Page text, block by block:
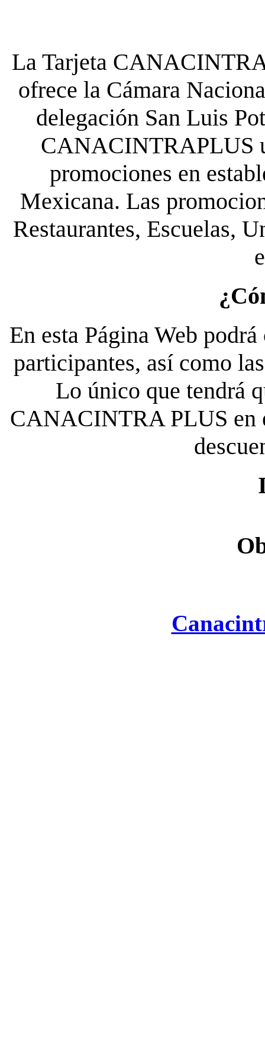
La Tarjeta
ofrece la Cámara
delegación San Luis
CANACINTRAPLUS
promociones en
Mexicana. Las
Restaurantes, Escuelas,
En esta Página Web
participantes, así como
Lo único que tendrá
CANACINTRA PLUS en